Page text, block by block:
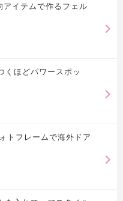
イテムで作るフェル
くほどパワースポッ
トフレームで海外ドア